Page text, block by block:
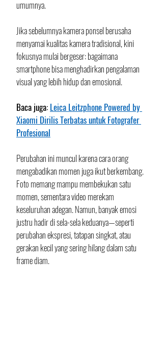
umumnya.
Jika sebelumnya kamera ponsel berusaha
menyamai kualitas kamera tradisional, kini
fokusnya mulai bergeser: bagaimana
smartphone bisa menghadirkan pengalaman
visual yang lebih hidup dan emosional.
Baca juga: Leica Leitzphone Powered by
Xiaomi Dirilis Terbatas untuk Fotografer
Profesional
Perubahan ini muncul karena cara orang
mengabadikan momen juga ikut berkembang.
Foto memang mampu membekukan satu
momen, sementara video merekam
keseluruhan adegan. Namun, banyak emosi
justru hadir di sela-sela keduanya—seperti
perubahan ekspresi, tatapan singkat, atau
gerakan kecil yang sering hilang dalam satu
frame diam.